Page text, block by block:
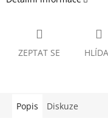
ZEPTAT SE
Popis Diskuze